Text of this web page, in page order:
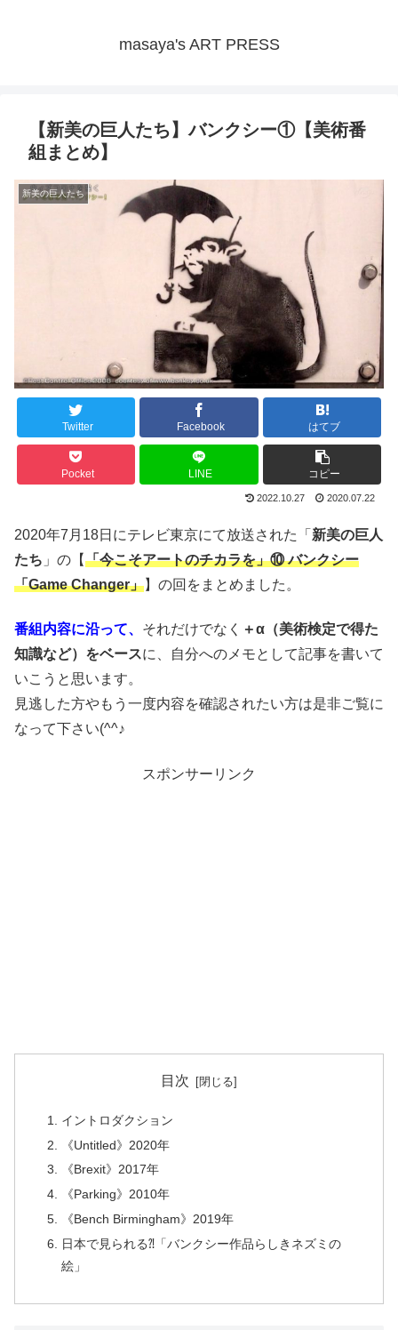
masaya's ART PRESS
【新美の巨人たち】バンクシー①【美術番
組まとめ】
新美の巨人たち
Twitter Facebook はてブ
Pocket LINE コピー
2022.10.27 2020.07.22
2020年7月18日にテレビ東京にて放送された「 新美の巨人
たち 」の【「今こそアートのチカラを」⑩ バンクシー
「Game Changer」】の回をまとめました。
番組内容に沿って、 それだけでなく ＋α（美術検定で得た
知識など）をベースに、自分へのメモとして記事を書いて
いこうと思います。
見逃した方やもう一度内容を確認されたい方は是非ご覧に
なって下さい(^^♪
スポンサーリンク
目次
イントロダクション
《Untitled》2020年
《Brexit》2017年
《Parking》2010年
《Bench Birmingham》2019年
日本で見られる⁈「バンクシー作品らしきネズミの
絵」